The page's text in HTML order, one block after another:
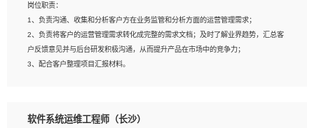
建深度学习系统环境；
4、熟悉OPENCV、HALCON等常用图像处理软件，熟练进行图像处理；
5、熟悉主流的分类算法、聚类算法和关联分析算法原理，能熟练使用神经网络算法
的进行业务建模；
6、对OCR领域有深入的研究，熟悉模型调参，压缩和整型化方法；
岗位职责：
1、负责沟通、收集和分析客户方在业务监管和分析方面的运营管理需求；
2、负责将客户的运营管理需求转化成完整的需求文档；及时了解业界趋势，汇总客
户反馈意见并与后台研发积极沟通，从而提升产品在市场中的竞争力；
3、配合客户整理项目汇报材料。
1、3年以上运营或解决方案的工作经验。
软件系统运维工程师（长沙）